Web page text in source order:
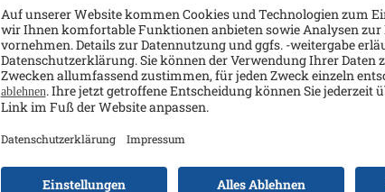
Apple MacBook Air - M5 -
M5 8-core - 16 GB RAM -
Apple M5